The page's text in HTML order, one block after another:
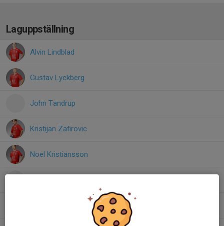
Laguppställning
Alvin Lindblad
Gustav Lyckberg
John Tandrup
Kristijan Zafirovic
Noel Kristiansson
Theodor Jozwiak Kjellberg